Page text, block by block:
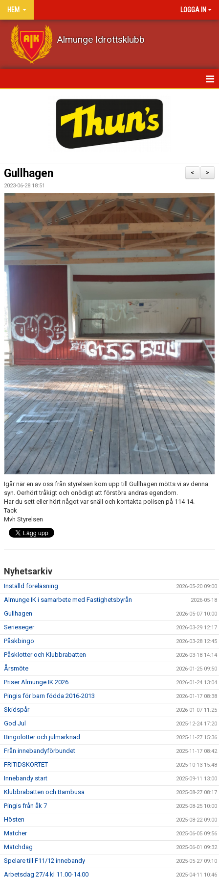
HEM LOGGA IN
Almunge Idrottsklubb
MATCHER
DOKUMENT
KONTAKT
OM KLUBBEN
STARTA ETT LAG
>
<
Gullhagen
2023-06-28 18:51
Igår när en av oss från styrelsen kom upp till Gullhagen mötts vi av denna
syn. Oerhört tråkigt och onödigt att förstöra andras egendom.
Har du sett eller hört något var snäll och kontakta polisen på 114 14.
Tack
Mvh Styrelsen
Nyhetsarkiv
Inställd föreläsning 2026-05-20 09:00
Almunge IK i samarbete med Fastighetsbyrån 2026-05-18
Gullhagen 2026-05-07 10:00
Serieseger 2026-03-29 12:17
Påskbingo 2026-03-28 12:45
Påsklotter och Klubbrabatten 2026-03-18 14:14
Årsmöte 2026-01-25 09:50
Priser Almunge IK 2026 2026-01-24 13:04
Pingis för barn födda 2016-2013 2026-01-17 08:38
Skidspår 2026-01-07 11:25
God Jul 2025-12-24 17:20
Bingolotter och julmarknad 2025-11-27 15:36
Från innebandyförbundet 2025-11-17 08:42
FRITIDSKORTET 2025-10-13 15:48
Innebandy start 2025-09-11 13:00
Klubbrabatten och Bambusa 2025-08-27 08:17
Pingis från åk 7 2025-08-25 10:00
Hösten 2025-08-22 09:00
Matcher 2025-06-05 09:56
Matchdag 2025-06-01 09:32
Spelare till F11/12 innebandy 2025-05-27 09:10
Arbetsdag 27/4 kl 11.00-14.00 2025-04-11 10:46